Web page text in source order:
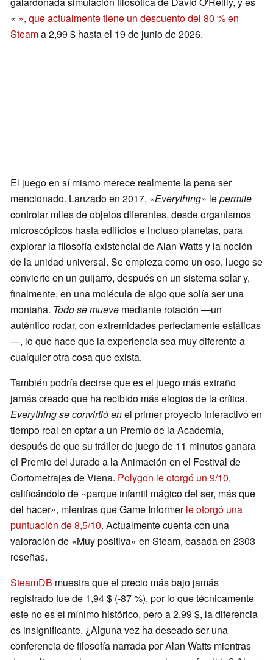
« », que actualmente tiene un descuento del 80 % en
Steama 2,99 $ hasta el 19 de junio de 2026.
El juego en sí mismo merece realmente la pena ser
mencionado. Lanzado en 2017, «Everything» lepermite
controlar miles de objetos diferentes, desde organismos
microscópicos hasta edificios e incluso planetas, para
explorar la filosofía existencial de Alan Watts y la noción
de la unidad universal. Se empieza como un oso, luego se
convierte en un guijarro, después en un sistema solar y,
finalmente, en una molécula de algo que solía ser una
montaña. Todo se mueve mediante rotación —un
auténtico rodar, con extremidades perfectamente estáticas
—, lo que hace que la experiencia sea muy diferente a
cualquier otra cosa que exista.
También podría decirse que es el juego más extraño
jamás creado que ha recibido más elogios de la crítica.
Everything se convirtió enel primer proyecto interactivo en
tiempo real en optar a un Premio de la Academia,
después de que su tráiler de juego de 11 minutos ganara
el Premio del Jurado a la Animación en el Festival de
Cortometrajes de Viena. Polygon le otorgó un 9/10,
calificándolo de «parque infantil mágico del ser, más que
del hacer», mientras que Game Informerle otorgó una
puntuación de 8,5/10. Actualmente cuenta con una
valoración de «Muy positiva» en Steam, basada en 2303
reseñas.
SteamDB muestra que el precio más bajo jamás
registrado fue de 1,94 $ (-87 %), por lo que técnicamente
este no es el mínimo histórico, pero a 2,99 $, la diferencia
es insignificante. ¿Alguna vez ha deseado ser una
conferencia de filosofía narrada por Alan Watts mientras